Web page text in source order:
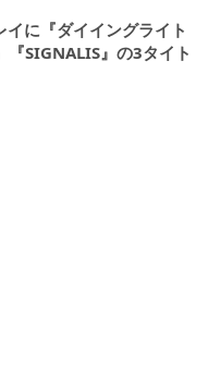
に『ダイイングライト
SIGNALIS』の3タイト